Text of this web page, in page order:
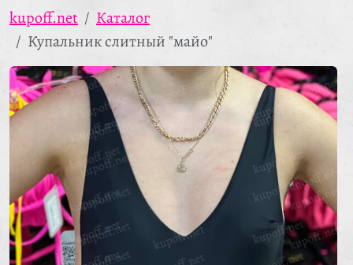
kupoff.net
Каталог
Купальник слитный "майо"